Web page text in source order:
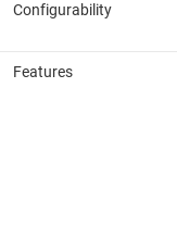
Configurability
Features